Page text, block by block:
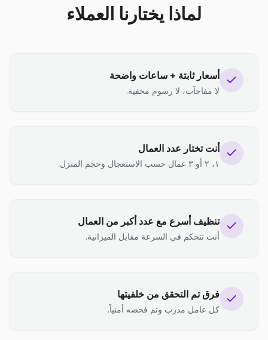
لماذا يختارنا العملاء
أسعار ثابتة + ساعات واضحة
لا مفاجآت، لا رسوم مخفية.
أنت تختار عدد العمال
١، ٢ أو ٣ عمال حسب الاستعجال وحجم المنزل.
تنظيف أسرع مع عدد أكبر من العمال
أنت تتحكم في السرعة مقابل الميزانية.
فرق تم التحقق من خلفيتها
كل عامل مدرب وتم فحصه أمنياً.